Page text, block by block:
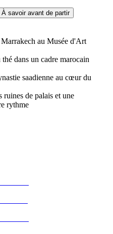
À savoir avant de partir
au Musée d'Art
dans un cadre marocain
saadienne au cœur du
ruines de palais et une
rythme